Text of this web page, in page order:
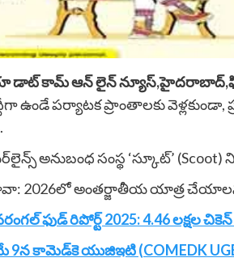
కామ్ ఆన్ లైన్
ఉండే పర్యాటక ప్రాంతాలకు వెళ్లకుండా,
అనుబంధ సంస్థ ‘స్కూట్’
అంతర్జాతీయ యాత్ర
ఫుడ్ రిపోర్ట్ 2025: 4.46 లక్షల
9న కామెడ్‌కె యుజిఇటి (COMEDK